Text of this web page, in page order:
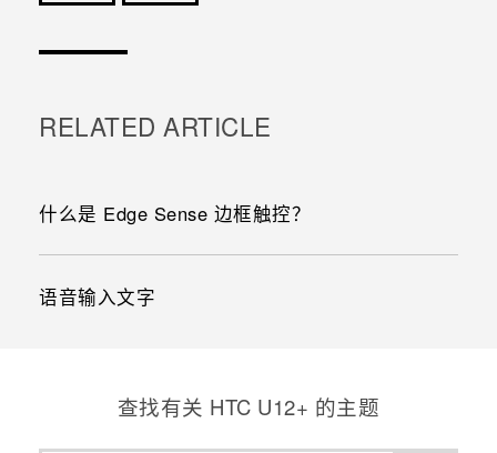
RELATED ARTICLE
什么是 Edge Sense 边框触控？
语音输入文字
查找有关 HTC U12+ 的主题